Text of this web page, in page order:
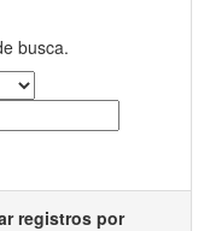
busca.
registros por